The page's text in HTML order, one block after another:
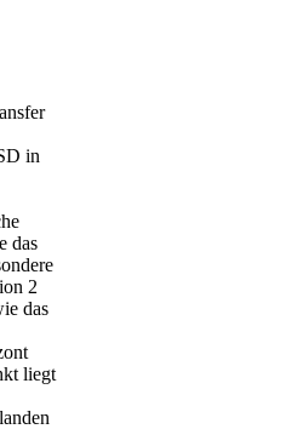
in
das
2
das
liegt